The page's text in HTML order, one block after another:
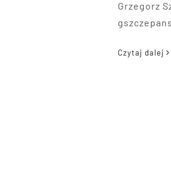
Grzegorz
Czytaj dalej